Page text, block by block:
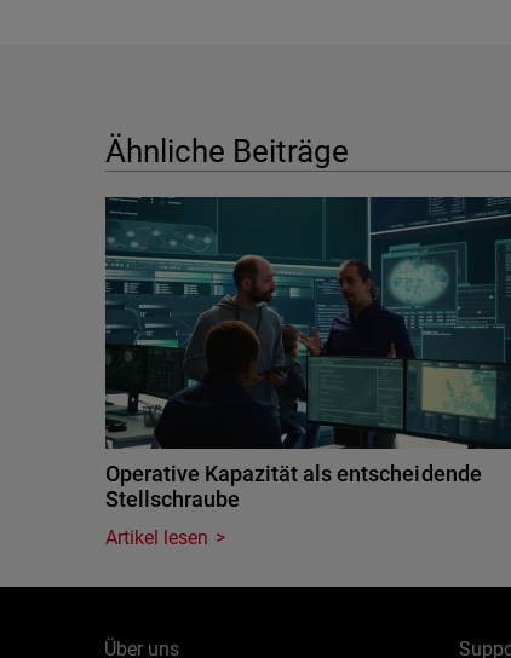
Ähnliche Beiträge
Operative Kapazität als entscheidende
Stellschraube
Artikel lesen
Über uns